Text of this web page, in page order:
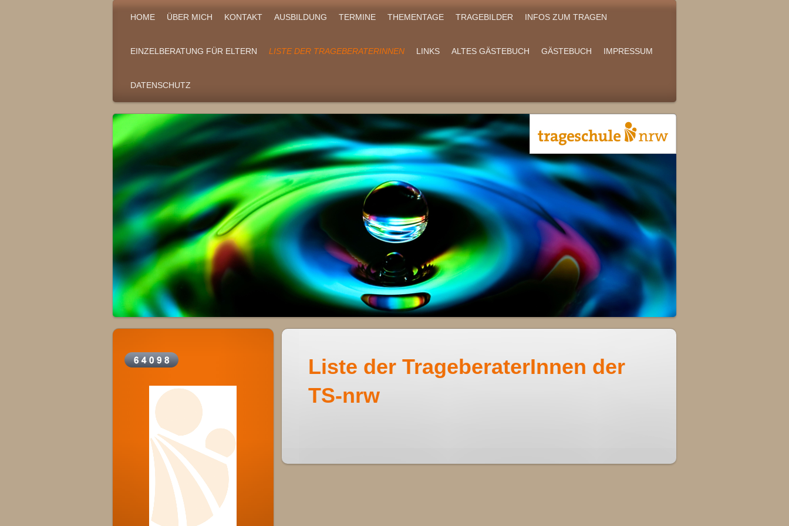
HOME ÜBER MICH KONTAKT AUSBILDUNG TERMINE THEMENTAGE TRAGEBILDER INFOS ZUM TRAGEN
EINZELBERATUNG FÜR ELTERN LISTE DER TRAGEBERATERINNEN LINKS ALTES GÄSTEBUCH GÄSTEBUCH IMPRESSUM
DATENSCHUTZ
Liste der TrageberaterInnen der
TS-nrw